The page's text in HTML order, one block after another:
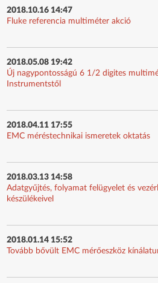
2018.10.16 14:47
Fluke referencia multiméter akció
2018.05.08 19:42
Új nagypontosságú 6 1/2 digites
Instrumentstől
2018.04.11 17:55
EMC méréstechnikai ismeretek oktatás
2018.03.13 14:58
Adatgyűjtés, folyamat felügyelet és
készülékeivel
2018.01.14 15:52
Tovább bővült EMC mérőeszköz